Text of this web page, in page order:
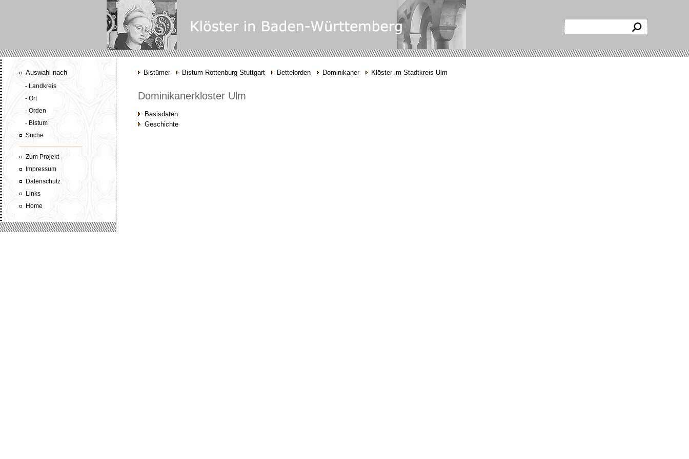
Auswahl nach
- Landkreis
- Ort
- Orden
- Bistum
Suche
Zum Projekt
Impressum
Datenschutz
Links
Home
Bistümer Bistum Rottenburg-Stuttgart Bettelorden Dominikaner Klöster im Stadtkreis Ulm
Dominikanerkloster Ulm
Basisdaten
Geschichte